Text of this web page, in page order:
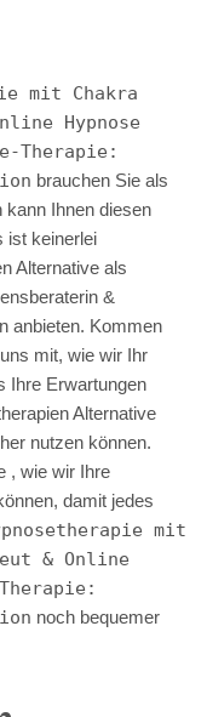
mit Chakra
Hypnose
Therapie:
brauchen Sie als
kann Ihnen diesen
ist keinerlei
Alternative als
&
anbieten. Kommen
mit, wie wir Ihr
Ihre Erwartungen
Alternative
nutzen können.
, wie wir Ihre
damit jedes
mit
& Online
noch bequemer